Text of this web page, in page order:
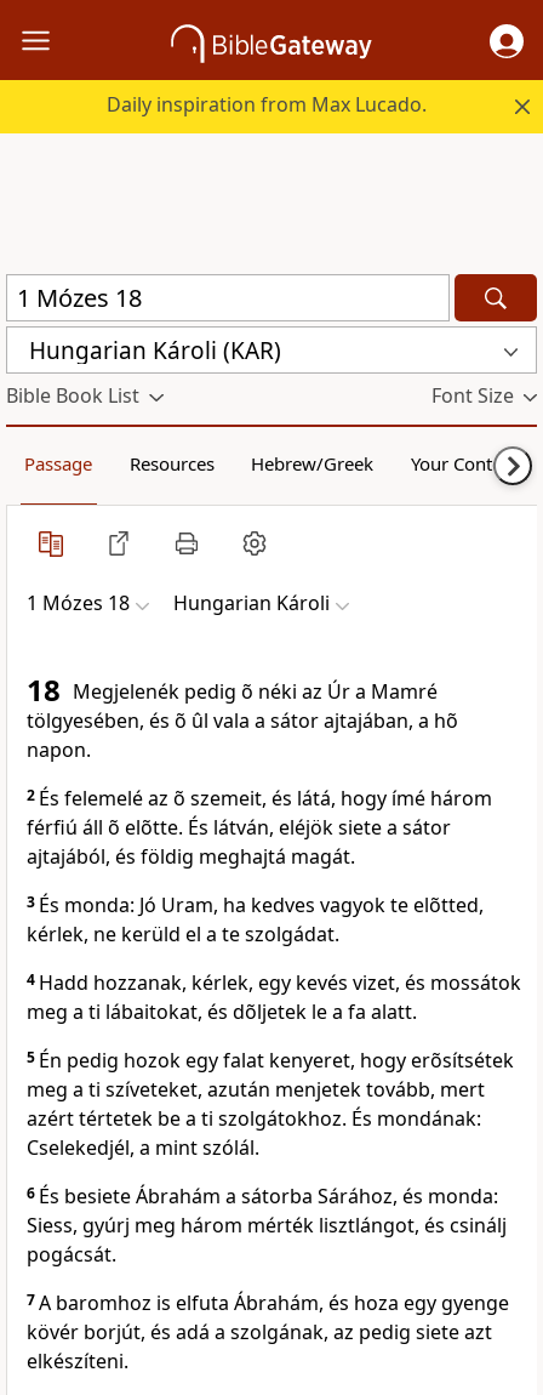
Daily inspiration from Max Lucado.
Hungarian Károli (KAR)
Bible Book List Font Size
Passage Resources Hebrew/Greek Your Content
1 Mózes 18 Hungarian Károli
18 Megjelenék pedig õ néki az Úr a Mamré
tölgyesében, és õ ûl vala a sátor ajtajában, a hõ
napon.
2 És felemelé az õ szemeit, és látá, hogy ímé három
férfiú áll õ elõtte. És látván, eléjök siete a sátor
ajtajából, és földig meghajtá magát.
3 És monda: Jó Uram, ha kedves vagyok te elõtted,
kérlek, ne kerüld el a te szolgádat.
4 Hadd hozzanak, kérlek, egy kevés vizet, és mossátok
meg a ti lábaitokat, és dõljetek le a fa alatt.
5 Én pedig hozok egy falat kenyeret, hogy erõsítsétek
meg a ti szíveteket, azután menjetek tovább, mert
azért tértetek be a ti szolgátokhoz. És mondának:
Cselekedjél, a mint szólál.
6 És besiete Ábrahám a sátorba Sárához, és monda:
Siess, gyúrj meg három mérték lisztlángot, és csinálj
pogácsát.
7A baromhoz is elfuta Ábrahám, és hoza egy gyenge
kövér borjút, és adá a szolgának, az pedig siete azt
elkészíteni.